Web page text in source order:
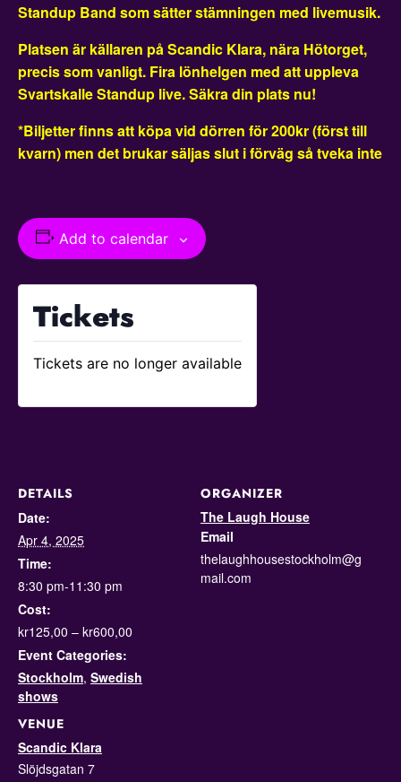
Standup Band som sätter stämningen med livemusik.
Platsen är källaren på Scandic Klara, nära Hötorget,
precis som vanligt. Fira lönhelgen med att uppleva
Svartskalle Standup live. Säkra din plats nu!
*Biljetter finns att köpa vid dörren för 200kr (först till
kvarn) men det brukar säljas slut i förväg så tveka inte
Add to calendar
DETAILS
Date:
Apr 4, 2025
Time:
8:30 pm-11:30 pm
Cost:
kr125,00 – kr600,00
Event Categories:
Stockholm, Swedish
shows
VENUE
Scandic Klara
Slöjdsgatan 7
ORGANIZER
The Laugh House
Email
thelaughhousestockholm@g
mail.com
Tickets
Tickets are no longer available